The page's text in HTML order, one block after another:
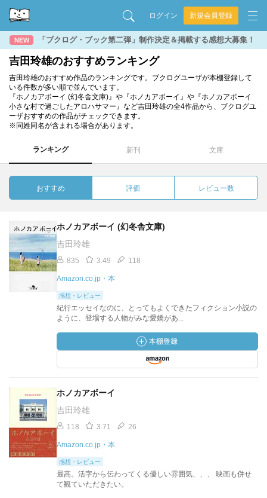
ログイン 新規会員登録
NEW 「ブクログ・ブック第二弾」制作決定＆掲載する感想大募集！
吉田玲雄のおすすめランキング
吉田玲雄のおすすめ作品のランキングです。ブクログユーザが本棚登録して
いる件数が多い順で並んでいます。
『ホノカアボーイ (幻冬舎文庫)』や『ホノカアボーイ』や『ホノカアボーイ
小さな村で過ごしたアロハサマー』など吉田玲雄の全4作品から、ブクログユ
ーザおすすめの作品がチェックできます。
※同姓同名が含まれる場合があります。
ランキング 新刊 文庫
おすすめ 評価 レビュー数
ホノカアボーイ (幻冬舎文庫)
吉田玲雄
835 3.49 118
Amazon.co.jp・本
感想・レビュー
紀行エッセイなのに、とってもよくできたフィクション小説の
ように、登場する人物がみな愛嬌があ...
ホノカアボーイ
吉田玲雄
118 3.71 26
Amazon.co.jp・本
感想・レビュー
最高。活字から伝わってくる優しい雰囲気、、、 映画も併せ
て観ていただきたい。